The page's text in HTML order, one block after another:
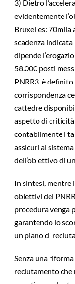
3) Dietro
evidentemente
Bruxelles: 70mila
scadenza indicata
dipende
58.000 posti
PNRR3 è definito
corrispondenza
cattedre
aspetto di criticità
contabilmente i
assicuri al
dell’obiettivo di
In sintesi, mentre
obiettivi del
procedura venga
garantendo lo
un piano di
Senza una
reclutamento che